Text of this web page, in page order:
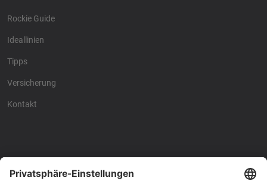
Rockie Guide
Ideallinien
Tipps
Versicherung
Kontakt